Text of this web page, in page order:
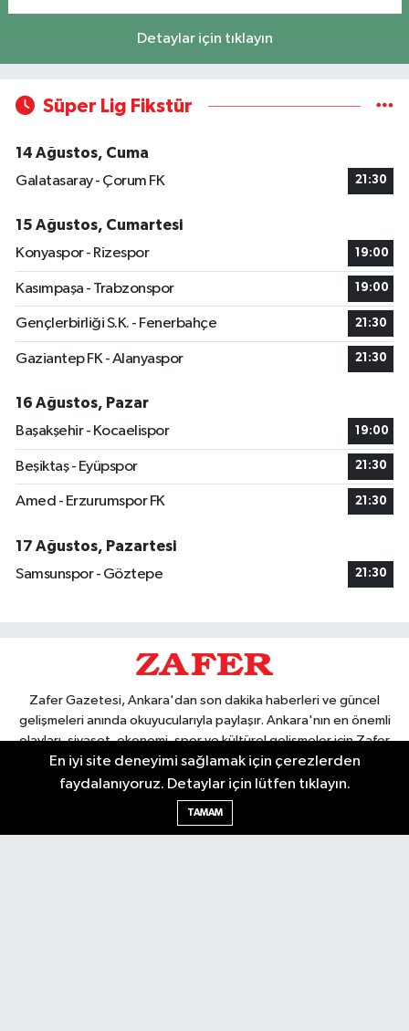
Detaylar için tıklayın
Süper Lig Fikstür
14 Ağustos, Cuma
Galatasaray - Çorum FK
21:30
15 Ağustos, Cumartesi
Konyaspor - Rizespor
19:00
Kasımpaşa - Trabzonspor 19:00
Gençlerbirliği S.K. - Fenerbahçe 21:30
Gaziantep FK - Alanyaspor 21:30
16 Ağustos, Pazar
Başakşehir - Kocaelispor
19:00
Beşiktaş - Eyüpspor 21:30
Amed - Erzurumspor FK 21:30
17 Ağustos, Pazartesi
Samsunspor - Göztepe
21:30
Zafer Gazetesi, Ankara'dan son dakika haberleri ve güncel
gelişmeleri anında okuyucularıyla paylaşır. Ankara'nın en önemli
olayları, siyaset, ekonomi, spor ve kültürel gelişmeler için Zafer
Gazetesi'ni takip edin. Başkentin güvendiği haber kaynağı.
En iyi site deneyimi sağlamak için çerezlerden
faydalanıyoruz. Detaylar için lütfen tıklayın.
TAMAM